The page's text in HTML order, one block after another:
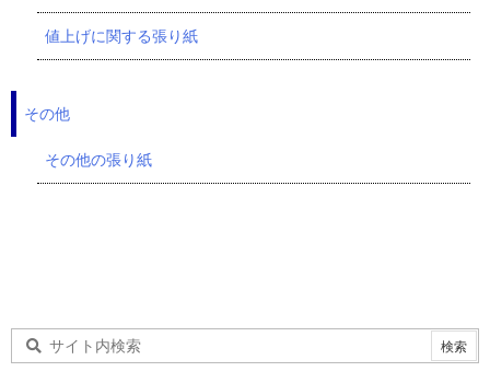
値上げに関する張り紙
その他
その他の張り紙